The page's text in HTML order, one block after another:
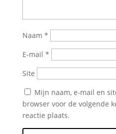
Naam *
E-mail *
Site
Mijn naam, e-mail en
browser voor de volgende
reactie plaats.